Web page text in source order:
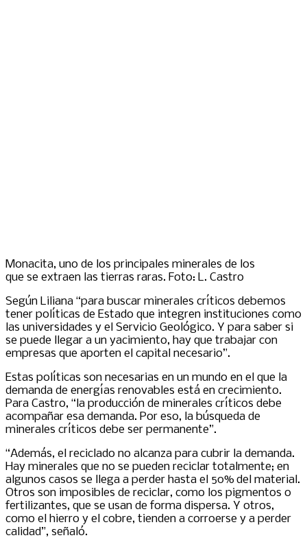
Monacita, uno de los principales minerales de los
que se extraen las tierras raras. Foto: L. Castro
Según Liliana “para buscar minerales críticos debemos
tener políticas de Estado que integren instituciones como
las universidades y el Servicio Geológico. Y para saber si
se puede llegar a un yacimiento, hay que trabajar con
empresas que aporten el capital necesario”.
Estas políticas son necesarias en un mundo en el que la
demanda de energías renovables está en crecimiento.
Para Castro, “la producción de minerales críticos debe
acompañar esa demanda. Por eso, la búsqueda de
minerales críticos debe ser permanente”.
“Además, el reciclado no alcanza para cubrir la demanda.
Hay minerales que no se pueden reciclar totalmente; en
algunos casos se llega a perder hasta el 50% del material.
Otros son imposibles de reciclar, como los pigmentos o
fertilizantes, que se usan de forma dispersa. Y otros,
como el hierro y el cobre, tienden a corroerse y a perder
calidad”, señaló.